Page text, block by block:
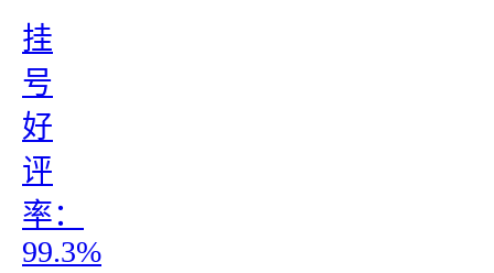
挂
号
好
评
率：
99.3%